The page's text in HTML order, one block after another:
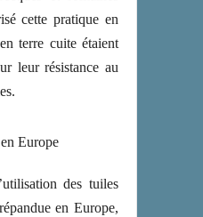
cette pratique en
terre cuite étaient
leur résistance au
Europe
des tuiles
en Europe,